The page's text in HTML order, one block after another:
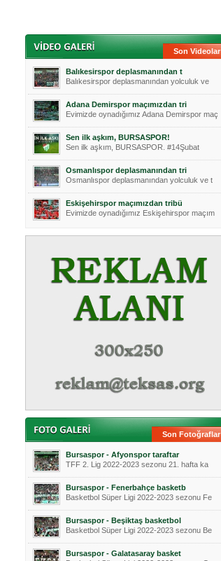
Son Videolar
Balıkesirspor deplasmanından t
Balıkesirspor deplasmanından yolculuk ve
Adana Demirspor maçımızdan tri
Evimizde oynadığımız Adana Demirspor maç
Sen ilk aşkım, BURSASPOR!
Sen ilk aşkım, BURSASPOR. #14Şubat
Osmanlıspor deplasmanından tri
Osmanlıspor deplasmanından yolculuk ve t
Eskişehirspor maçımızdan tribü
Evimizde oynadığımız Eskişehirspor maçım
Son Fotoğraflar
Bursaspor - Afyonspor taraftar
TFF 2. Lig 2022-2023 sezonu 21. hafta ka
Bursaspor - Fenerbahçe basketb
Basketbol Süper Ligi 2022-2023 sezonu Fe
Bursaspor - Beşiktaş basketbol
Basketbol Süper Ligi 2022-2023 sezonu Be
Bursaspor - Galatasaray basket